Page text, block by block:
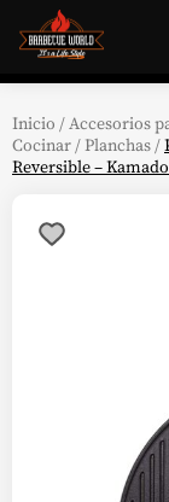
Inicio /Accesorios
Cocinar /Planchas /
Reversible –